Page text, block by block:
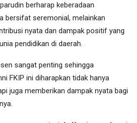
berharap keberadaan
bersifat seremonial, melainkan
nyata dan dampak positif yang
pendidikan di daerah.
sangat penting sehingga
FKIP ini diharapkan tidak hanya
juga memberikan dampak nyata bagi